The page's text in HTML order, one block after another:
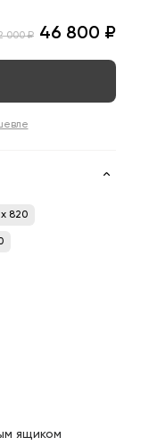
000 ₽ 46 800 ₽
x 820
ящиком